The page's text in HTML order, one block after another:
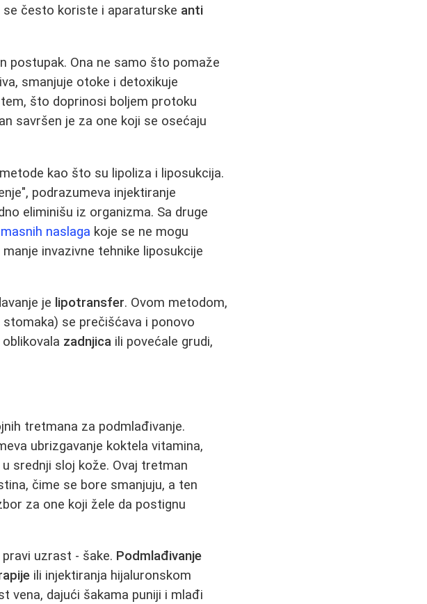
se često koriste i aparaturske anti
postupak. Ona ne samo što pomaže
smanjuje otoke i detoxikuje
što doprinosi boljem protoku
savršen je za one koji se osećaju
kao što su lipoliza i liposukcija.
podrazumeva injektiranje
eliminišu iz organizma. Sa druge
naslaga koje se ne mogu
invazivne tehnike liposukcije
je lipotransfer. Ovom metodom,
se prečišćava i ponovo
zadnjica ili povećale grudi,
tretmana za podmlađivanje.
ubrizgavanje koktela vitamina,
srednji sloj kože. Ovaj tretman
čime se bore smanjuju, a ten
za one koji žele da postignu
uzrast - šake. Podmlađivanje
ili injektiranja hijaluronskom
vena, dajući šakama puniji i mlađi